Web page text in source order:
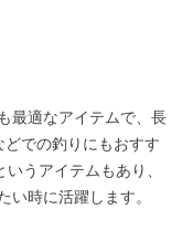
最適なアイテムで、長
での釣りにもおすす
うアイテムもあり、
い時に活躍します。